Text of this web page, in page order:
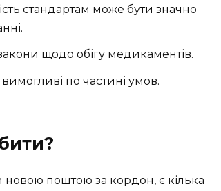
стандартам може бути значно
щодо обігу медикаментів.
по частині умов.
поштою за кордон, є кілька